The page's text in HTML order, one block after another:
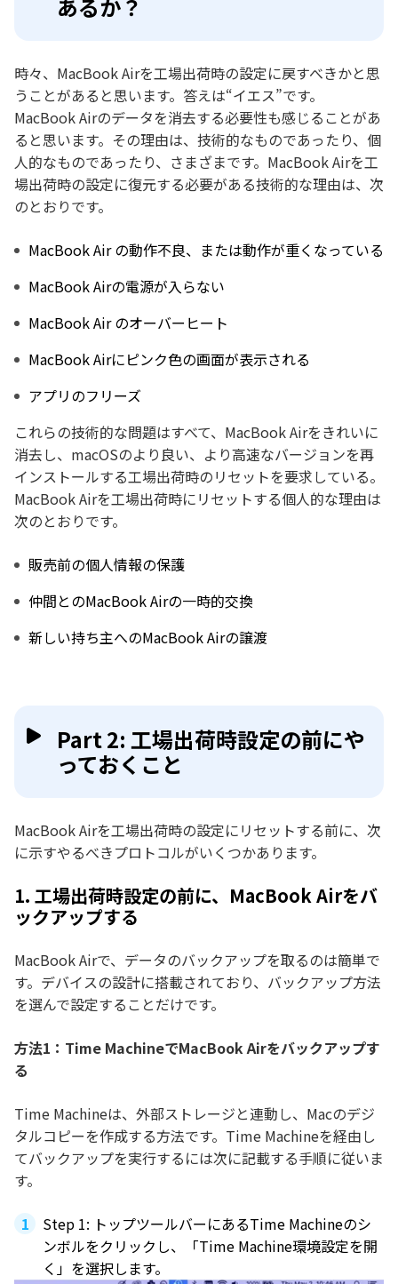
あるか？
時々、MacBook Airを工場出荷時の設定に戻すべきかと思
うことがあると思います。答えは“イエス”です。
MacBook Airのデータを消去する必要性も感じることがあ
ると思います。その理由は、技術的なものであったり、個
人的なものであったり、さまざまです。MacBook Airを工
場出荷時の設定に復元する必要がある技術的な理由は、次
のとおりです。
MacBook Air の動作不良、または動作が重くなっている
MacBook Airの電源が入らない
MacBook Air のオーバーヒート
MacBook Airにピンク色の画面が表示される
アプリのフリーズ
これらの技術的な問題はすべて、MacBook Airをきれいに
消去し、macOSのより良い、より高速なバージョンを再
インストールする工場出荷時のリセットを要求している。
MacBook Airを工場出荷時にリセットする個人的な理由は
次のとおりです。
販売前の個人情報の保護
仲間とのMacBook Airの一時的交換
新しい持ち主へのMacBook Airの譲渡
Part 2: 工場出荷時設定の前にや
っておくこと
MacBook Airを工場出荷時の設定にリセットする前に、次
に示すやるべきプロトコルがいくつかあります。
1. 工場出荷時設定の前に、MacBook Airをバ
ックアップする
MacBook Airで、データのバックアップを取るのは簡単で
す。デバイスの設計に搭載されており、バックアップ方法
を選んで設定することだけです。
方法1：Time MachineでMacBook Airをバックアップす
る
Time Machineは、外部ストレージと連動し、Macのデジ
タルコピーを作成する方法です。Time Machineを経由し
てバックアップを実行するには次に記載する手順に従いま
す。
Step 1: トップツールバーにあるTime Machineのシ
ンボルをクリックし、「Time Machine環境設定を開
く」を選択します。